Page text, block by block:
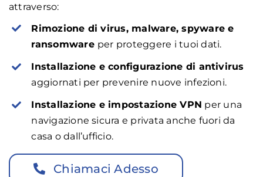
attraverso:
Rimozione di virus, malware, spyware e
ransomware per proteggere i tuoi dati.
Installazione e configurazione di antivirus
aggiornati per prevenire nuove infezioni.
Installazione e impostazione VPN per una
navigazione sicura e privata anche fuori da
casa o dall’ufficio.
Chiamaci Adesso